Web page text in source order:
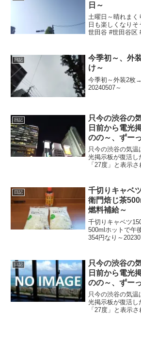
日～
土曜日～晴れまく
日も楽しくなり
世田谷 #世田谷区
日記
今季初～、外
け～
今季初～外装2枚
20240507～
日記
只今の渋谷の
日前から電光
のの～、ずー
されたままで
ら電源オフ状
只今の渋谷の気温
光掲示板が復活し
「27度」と表示
#shibuya #気温
日記
千切りキャベ
衛門焙じ茶
燃料補給～
千切りキャベツ
500mlホットで午
354円なり～
日記
只今の渋谷の
日前から電光
のの～、ずー
されたままで
ら電源オフ状
只今の渋谷の気
光掲示板が復活し
「27度」と表示